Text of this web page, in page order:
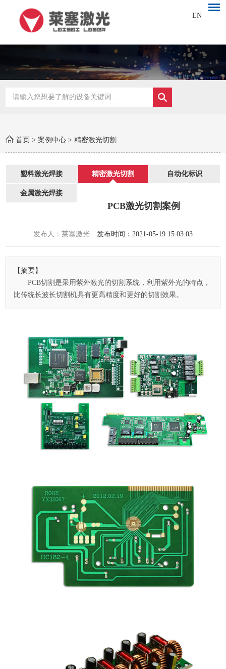
EN
首页 >案例中心 >精密激光切割
塑料激光焊接 精密激光切割 自动化标识
金属激光焊接
PCB激光切割案例
发布人：莱塞激光 发布时间：2021-05-19 15:03:03
【摘要】
PCB切割是采用紫外激光的切割系统，利用紫外光的特点，
比传统长波长切割机具有更高精度和更好的切割效果。